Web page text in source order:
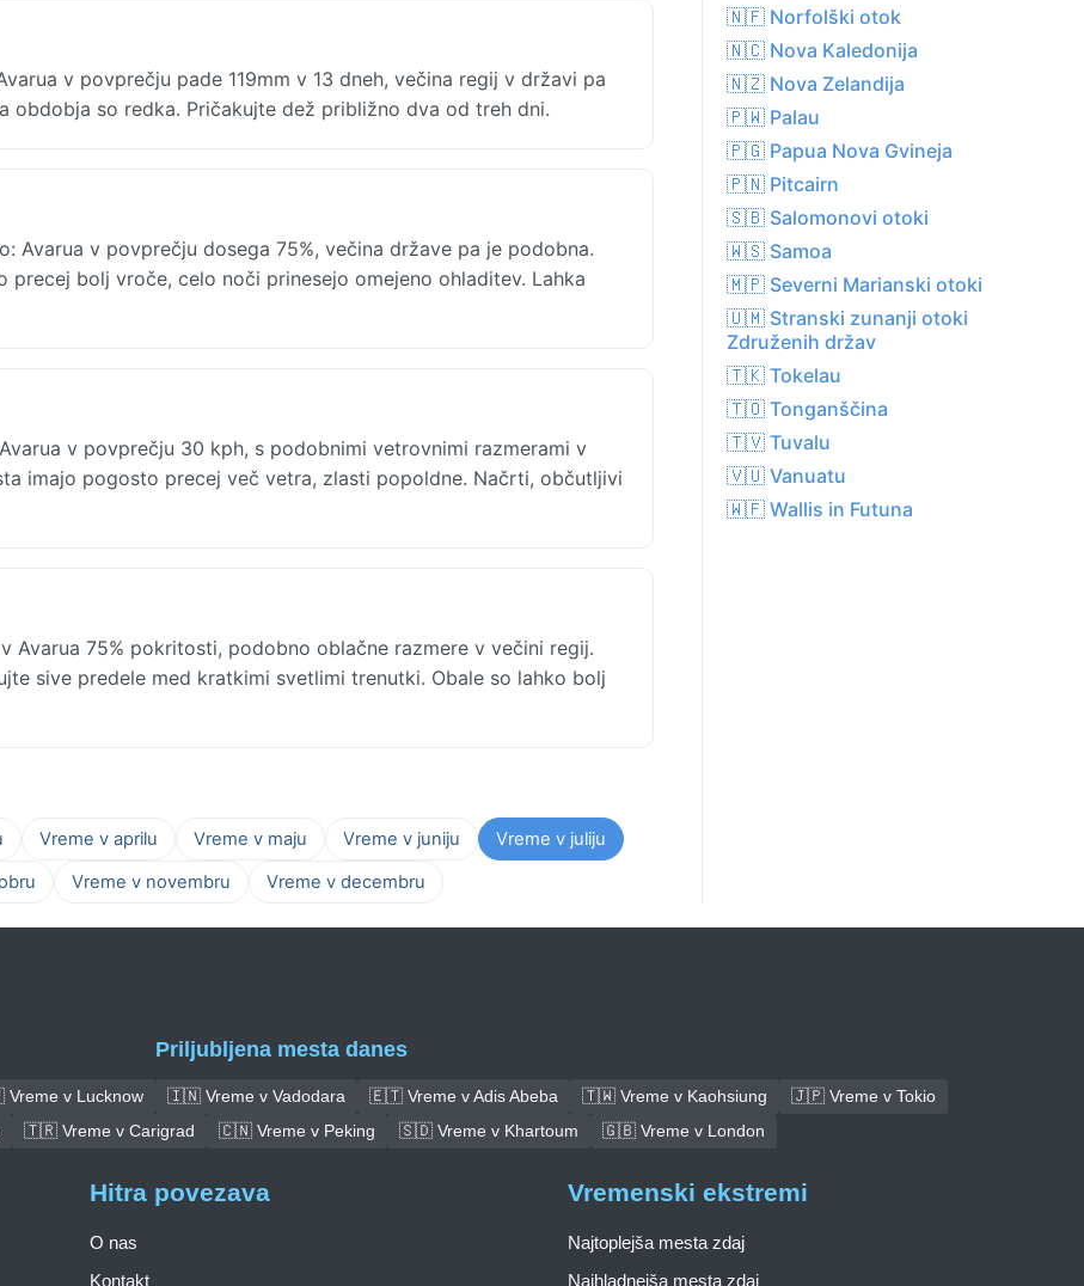
v povprečju pade 119mm v 13 dneh, večina regij v državi pa
obdobja so redka. Pričakujte dež približno dva od treh dni.
v povprečju dosega 75%, večina države pa je podobna.
bolj vroče, celo noči prinesejo omejeno ohladitev. Lahka
v povprečju 30 kph, s podobnimi vetrovnimi razmerami v
imajo pogosto precej več vetra, zlasti popoldne. Načrti, občutljivi
75% pokritosti, podobno oblačne razmere v večini regij.
sive predele med kratkimi svetlimi trenutki. Obale so lahko bolj
Vreme v aprilu Vreme v maju Vreme v juniju
Vreme v juliju
Vreme v novembru Vreme v decembru
🇳🇫 Norfolški otok
🇳🇨 Nova Kaledonija
🇳🇿 Nova Zelandija
🇵🇼 Palau
🇵🇬 Papua Nova Gvineja
🇵🇳 Pitcairn
🇸🇧 Salomonovi otoki
🇼🇸 Samoa
🇲🇵 Severni Marianski otoki
🇺🇲 Stranski zunanji otoki
Združenih držav
🇹🇰 Tokelau
🇹🇴 Tonganščina
🇹🇻 Tuvalu
🇻🇺 Vanuatu
🇼🇫 Wallis in Futuna
Priljubljena mesta danes
v Lucknow 🇮🇳 Vreme v Vadodara 🇪🇹 Vreme v Adis Abeba 🇹🇼 Vreme v Kaohsiung
🇯🇵 Vreme v Tokio
🇹🇷 Vreme v Carigrad 🇨🇳 Vreme v Peking 🇸🇩 Vreme v Khartoum 🇬🇧 Vreme v London
Hitra povezava
O nas
Kontakt
Vremenski ekstremi
Najtoplejša mesta zdaj
Najhladnejša mesta zdaj